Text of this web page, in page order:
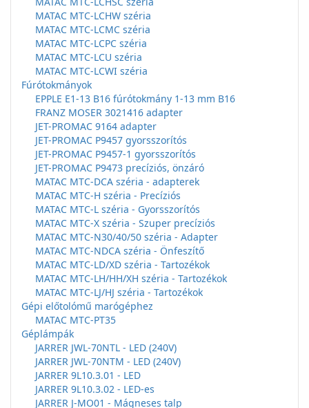
MATAC MTC-LCHW széria
MATAC MTC-LCMC széria
MATAC MTC-LCPC széria
MATAC MTC-LCU széria
MATAC MTC-LCWI széria
Fúrótokmányok
EPPLE E1-13 B16 fúrótokmány 1-13 mm B16
FRANZ MOSER 3021416 adapter
JET-PROMAC 9164 adapter
JET-PROMAC P9457 gyorsszorítós
JET-PROMAC P9457-1 gyorsszorítós
JET-PROMAC P9473 precíziós, önzáró
MATAC MTC-DCA széria - adapterek
MATAC MTC-H széria - Precíziós
MATAC MTC-L széria - Gyorsszorítós
MATAC MTC-X széria - Szuper precíziós
MATAC MTC-N30/40/50 széria - Adapter
MATAC MTC-NDCA széria - Önfeszítő
MATAC MTC-LD/XD széria - Tartozékok
MATAC MTC-LH/HH/XH széria - Tartozékok
MATAC MTC-LJ/HJ széria - Tartozékok
Gépi előtolómű marógéphez
MATAC MTC-PT35
Géplámpák
JARRER JWL-70NTL - LED (240V)
JARRER JWL-70NTM - LED (240V)
JARRER 9L10.3.01 - LED
JARRER 9L10.3.02 - LED-es
JARRER J-MO01 - Mágneses talp